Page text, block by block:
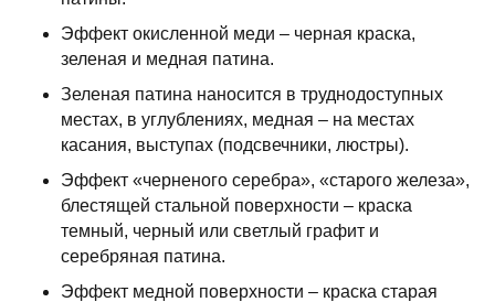
Эффект окисленной меди – черная краска,
зеленая и медная патина.
Зеленая патина наносится в труднодоступных
местах, в углублениях, медная – на местах
касания, выступах (подсвечники, люстры).
Эффект «черненого серебра», «старого железа»,
блестящей стальной поверхности – краска
темный, черный или светлый графит и
серебряная патина.
Эффект медной поверхности – краска старая